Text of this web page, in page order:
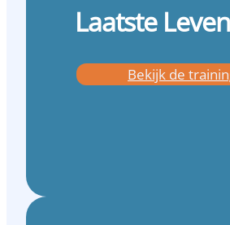
Laatste
Bekijk de